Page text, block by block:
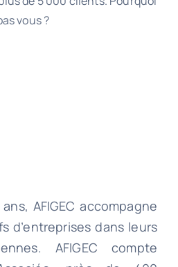
vous ?
AFIGEC accompagne
d’entreprises dans leurs
AFIGEC compte